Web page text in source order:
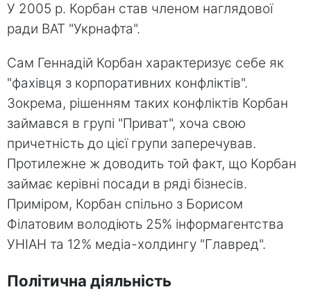
У 2005 р. Корбан став членом наглядової
ради ВАТ "Укрнафта".
Сам Геннадій Корбан характеризує себе як
"фахівця з корпоративних конфліктів".
Зокрема, рішенням таких конфліктів Корбан
займався в групі "Приват", хоча свою
причетність до цієї групи заперечував.
Протилежне ж доводить той факт, що Корбан
займає керівні посади в ряді бізнесів.
Приміром, Корбан спільно з Борисом
Філатовим володіють 25% інформагентства
УНІАН та 12% медіа-холдингу "Главред".
Політична діяльність